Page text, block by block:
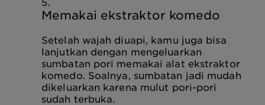
Memakai ekstraktor komedo
Setelah wajah diuapi, kamu juga bisa
lanjutkan dengan mengeluarkan
sumbatan pori memakai alat ekstraktor
komedo. Soalnya, sumbatan jadi mudah
dikeluarkan karena mulut pori-pori
sudah terbuka.